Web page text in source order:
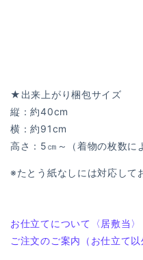
★出来上がり梱包サイズ
縦：約40cm
横：約91cm
高さ：5㎝～（着物の枚数に
※たとう紙なしには対応して
投
稿
過
去
お仕立てについて〈居敷当〉
次
ご注文のご案内（お仕立て以